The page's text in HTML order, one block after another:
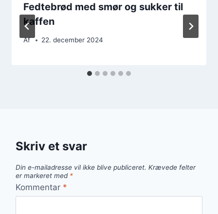
Fedtebrød med smør og sukker til
kaffen
Af 22. december 2024
Skriv et svar
Din e-mailadresse vil ikke blive publiceret. Krævede felter
er markeret med *
Kommentar *